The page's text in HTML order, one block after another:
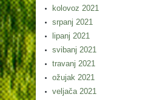
kolovoz 2021
srpanj 2021
lipanj 2021
svibanj 2021
travanj 2021
ožujak 2021
veljača 2021